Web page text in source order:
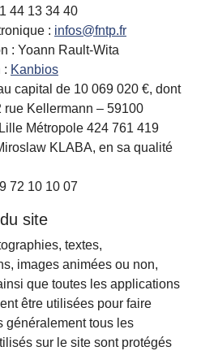
44 13 34 40
: infos@fntp.fr
: Yoann Rault-Wita
: Kanbios
capital de 10 069 020 €, dont
rue Kellermann – 59100
Métropole 424 761 419
KLABA, en sa qualité
72 10 10 07
site
textes,
images animées ou non,
que toutes les applications
être utilisées pour faire
généralement tous les
sur le site sont protégés